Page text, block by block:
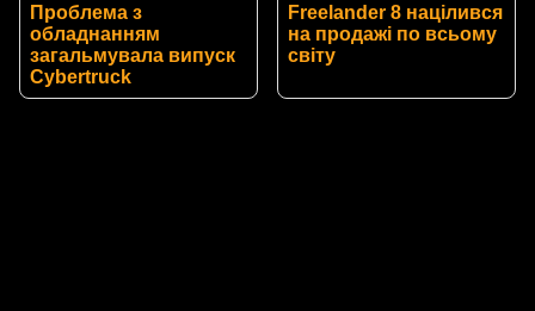
Проблема з
обладнанням
загальмувала випуск
Cybertruck
Freelander 8 націлився
на продажі по всьому
світу